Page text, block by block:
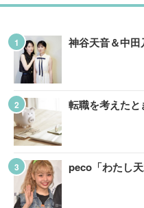
神谷天音＆中
転職を考えたと
peco「わたし